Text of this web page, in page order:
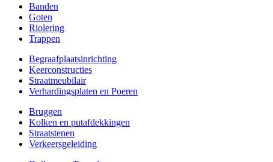
Banden
Goten
Riolering
Trappen
Begraafplaatsinrichting
Keerconstructies
Straatmeubilair
Verhardingsplaten en Poeren
Bruggen
Kolken en putafdekkingen
Straatstenen
Verkeersgeleiding